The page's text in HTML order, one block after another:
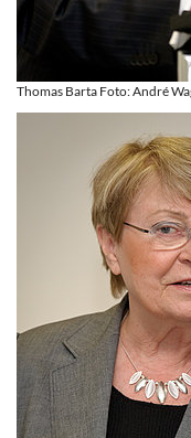
Thomas Barta Foto: André